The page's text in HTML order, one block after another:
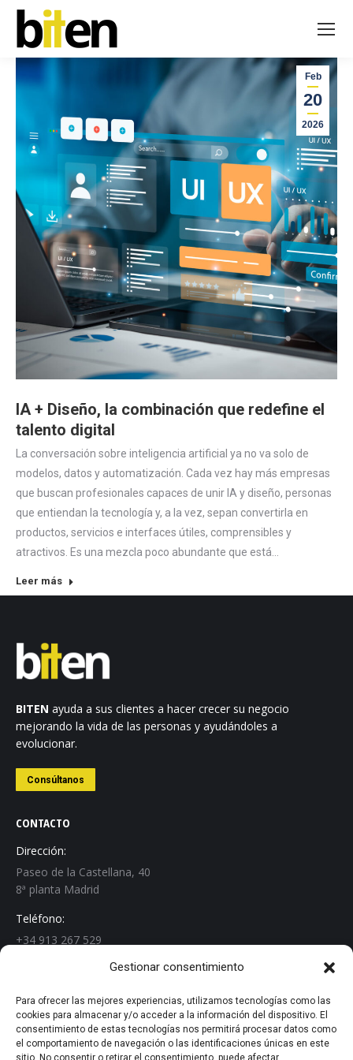
Gestionar consentimiento
Para ofrecer las mejores experiencias, utilizamos tecnologías como las
cookies para almacenar y/o acceder a la información del dispositivo. El
consentimiento de estas tecnologías nos permitirá procesar datos como
el comportamiento de navegación o las identificaciones únicas en este
sitio. No consentir o retirar el consentimiento, puede afectar
Feb
20
2026
IA + Diseño, la combinación que redefine el
talento digital
La conversación sobre inteligencia artificial ya no va solo de
modelos, datos y automatización. Cada vez hay más empresas
que buscan profesionales capaces de unir IA y diseño, personas
que entiendan la tecnología y, a la vez, sepan convertirla en
productos, servicios e interfaces útiles, comprensibles y
atractivos. Es una mezcla poco abundante que está…
Leer más
BITEN ayuda a sus clientes a hacer crecer su negocio
mejorando la vida de las personas y ayudándoles a
evolucionar.
Consúltanos
CONTACTO
Dirección:
Paseo de la Castellana, 40
8ª planta Madrid
Teléfono:
+34 913 267 529
Encuéntranos en:
Linkedin
page